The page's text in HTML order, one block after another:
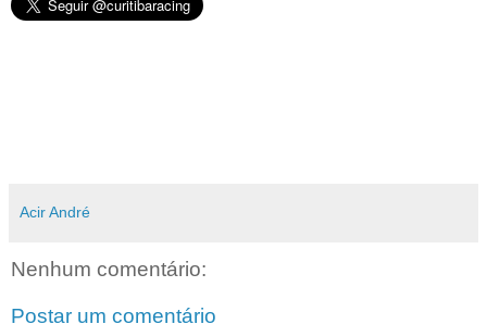
Acir André
Nenhum comentário:
Postar um comentário